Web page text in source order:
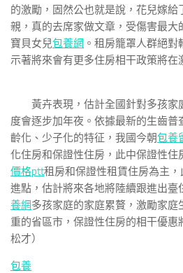
的激勵，固然公也就是說，花兒嫁給
親，真的去席家做文章，受傷害最大
寶貝女兒包養網 。租房籠罩人群絕
示著將來會有更多住房相干政策將在
黃卉表現，估計全國針對多孩家
度會逐步加年夜。依據最新的生齒
齡化、少子化的特征，我國今朝包養
化住房和保證性住房，此中保證性住
價格ptt租房和保證性租賃住房為主
進點，估計將來各地將陸續跟進出臺
養網多孩家庭的家庭累贅，激勵家
重的省區市，保證性住房的相干優惠
松才）
包養